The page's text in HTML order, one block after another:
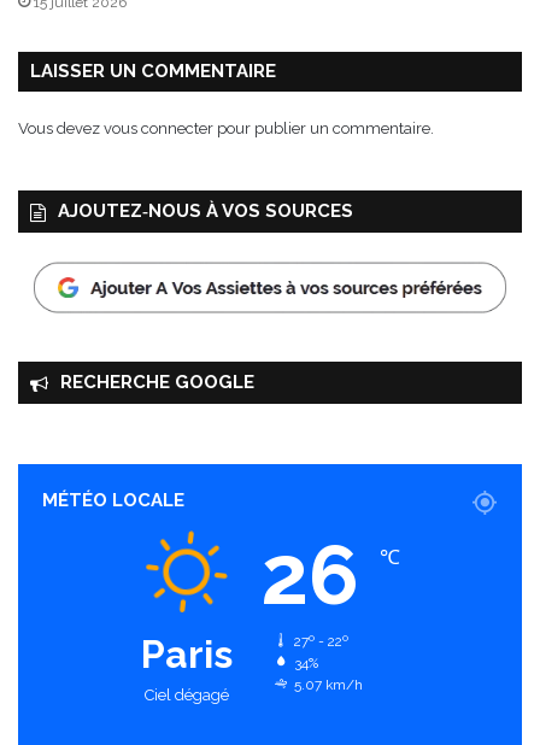
d
LAISSER UN COMMENTAIRE
Vous devez vous connecter pour publier un commentaire.
AJOUTEZ‑NOUS À VOS SOURCES
RECHERCHE GOOGLE
MÉTÉO LOCALE
Paris
Ciel dégagé
26 ℃
27º - 22º
34%
5.07 km/h